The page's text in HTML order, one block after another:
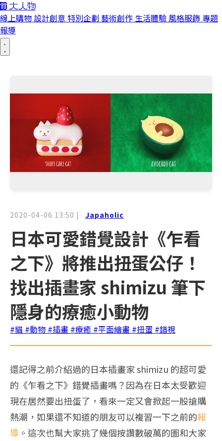
線上購物 設計創意 特別企劃 藝術創作 生活體驗 風格服飾 專題
報導
2020-04-06 13:50 | Japaholic
日本可愛錯覺設計《乍看
之下》將推出扭蛋公仔！
找出插畫家 shimizu 筆下
隱身的療癒小動物
#貓 #動物 #插畫 #療癒 #平面繪畫 #扭蛋 #錯視
還記得之前介紹過的日本插畫家 shimizu 的超可愛
的《乍看之下》錯覺插畫嗎？因為在日本太受歡迎
現在居然要出扭蛋了，看來一定又會掀起一股搶購
熱潮，如果還不知道的朋友可以複習一下之前的報
導 。這次也幫大家挑了幾個按讚數破萬的圖和大家